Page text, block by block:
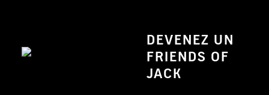
DEVENEZ UN
FRIENDS OF
JACK